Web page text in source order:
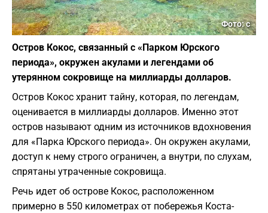
Фото: c
Остров Кокос, связанный с «Парком Юрского
периода», окружен акулами и легендами об
утерянном сокровище на миллиарды долларов.
Остров Кокос хранит тайну, которая, по легендам,
оценивается в миллиарды долларов. Именно этот
остров называют одним из источников вдохновения
для «Паркa Юрского периода». Он окружен акулами,
доступ к нему строго ограничен, а внутри, по слухам,
спрятаны утраченные сокровища.
Речь идет об острове Кокос, расположенном
примерно в 550 километрах от побережья Коста-